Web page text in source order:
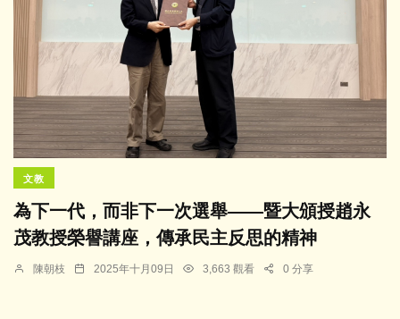
文教
為下一代，而非下一次選舉——暨大頒授趙永
茂教授榮譽講座，傳承民主反思的精神
陳朝枝 2025年十月09日 3,663 觀看 0 分享